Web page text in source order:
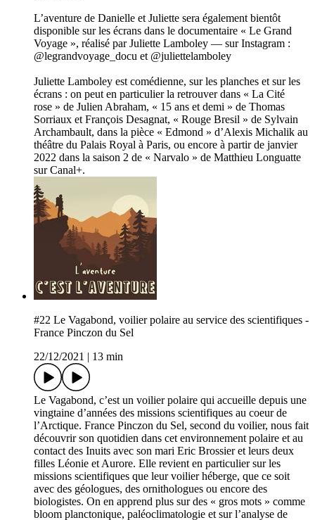
L’aventure de Danielle et Juliette sera également bientôt
disponible sur les écrans dans le documentaire « Le Grand
Voyage », réalisé par Juliette Lamboley — sur Instagram :
@legrandvoyage_docu et @juliettelamboley
Juliette Lamboley est comédienne, sur les planches et sur les
écrans : on peut en particulier la retrouver dans « La Cité
rose » de Julien Abraham, « 15 ans et demi » de Thomas
Sorriaux et François Desagnat, « Rouge Bresil » de Sylvain
Archambault, dans la pièce « Edmond » d’Alexis Michalik au
théâtre du Palais Royal à Paris, ou encore à partir de janvier
2022 dans la saison 2 de « Narvalo » de Matthieu Longuatte
sur Canal+.
#22 Le Vagabond, voilier polaire au service des scientifiques -
France Pinczon du Sel
22/12/2021
13 min
Le Vagabond, c’est un voilier polaire qui accueille depuis une
vingtaine d’années des missions scientifiques au coeur de
l’Arctique. France Pinczon du Sel, second du voilier, nous fait
découvrir son quotidien dans cet environnement polaire et au
contact des Inuits avec son mari Eric Brossier et leurs deux
filles Léonie et Aurore. Elle revient en particulier sur les
missions scientifiques que leur voilier héberge, que ce soit
avec des géologues, des ornithologues ou encore des
biologistes. On en apprend plus sur des « gros mots » comme
bloom planctonique, paléoclimatologie et sur l’analyse de